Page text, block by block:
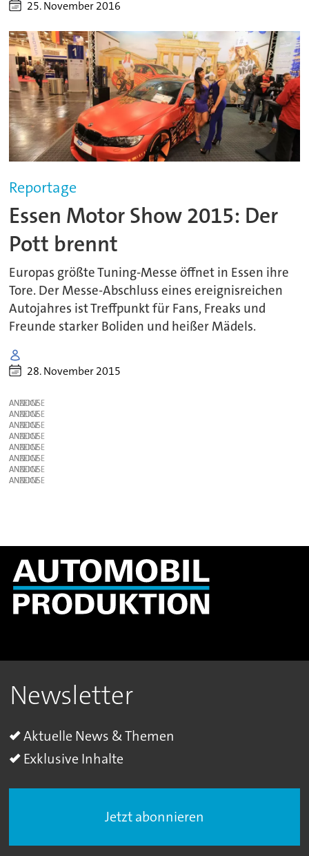
25. November 2016
Reportage
Essen Motor Show 2015: Der
Pott brennt
Europas größte Tuning-Messe öffnet in Essen ihre
Tore. Der Messe-Abschluss eines ereignisreichen
Autojahres ist Treffpunkt für Fans, Freaks und
Freunde starker Boliden und heißer Mädels.
28. November 2015
ANZEIGE
ANZEIGE
ANZEIGE
ANZEIGE
ANZEIGE
ANZEIGE
ANZEIGE
ANZEIGE
Newsletter
Aktuelle News & Themen
Exklusive Inhalte
Jetzt abonnieren